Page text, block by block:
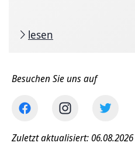
lesen
Besuchen Sie uns auf
Zuletzt aktualisiert: 06.08.2026